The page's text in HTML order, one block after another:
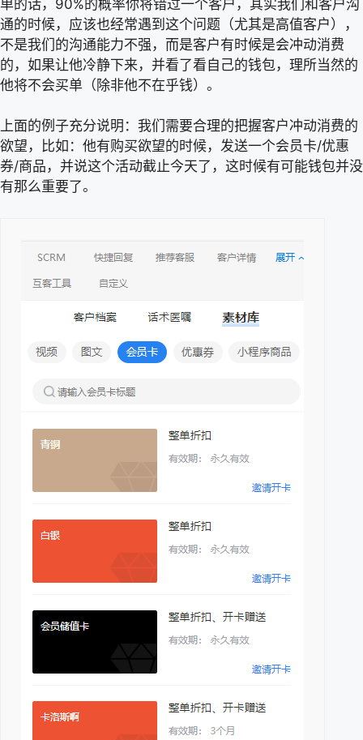
单的话，90%的概率你将错过一个客户，其实我们和客户沟
通的时候，应该也经常遇到这个问题（尤其是高值客户），
不是我们的沟通能力不强，而是客户有时候是会冲动消费
的，如果让他冷静下来，并看了看自己的钱包，理所当然的
他将不会买单（除非他不在乎钱）。
上面的例子充分说明：我们需要合理的把握客户冲动消费的
欲望，比如：他有购买欲望的时候，发送一个会员卡/优惠
券/商品，并说这个活动截止今天了，这时候有可能钱包并没
有那么重要了。